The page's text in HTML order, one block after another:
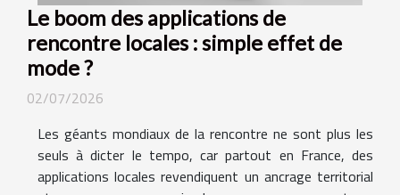
Le boom des applications de
rencontre locales : simple effet de
mode ?
02/07/2026
Les géants mondiaux de la rencontre ne sont plus les
seuls à dicter le tempo, car partout en France, des
applications locales revendiquent un ancrage territorial